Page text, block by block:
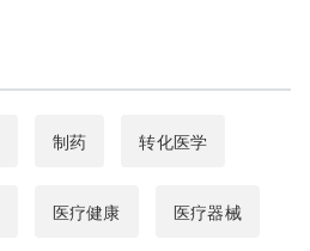
制药 转化医学
医疗健康 医疗器械